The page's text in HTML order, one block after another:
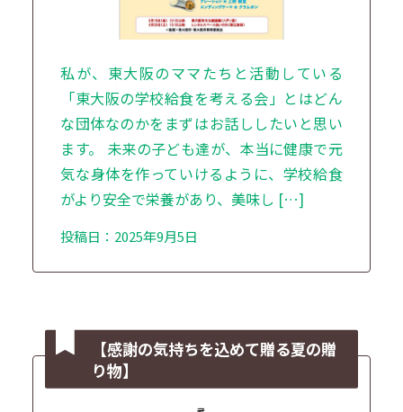
私が、東大阪のママたちと活動している
「東大阪の学校給食を考える会」とはどん
な団体なのかをまずはお話ししたいと思い
ます。 未来の子ども達が、本当に健康で元
気な身体を作っていけるように、学校給食
がより安全で栄養があり、美味し […]
投稿日：2025年9月5日
【感謝の気持ちを込めて贈る夏の贈
り物】